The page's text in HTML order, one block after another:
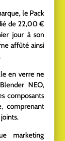
le Pack
de 22,00 €
jour à son
affûté ainsi
en verre ne
NEO,
composants
comprenant
marketing